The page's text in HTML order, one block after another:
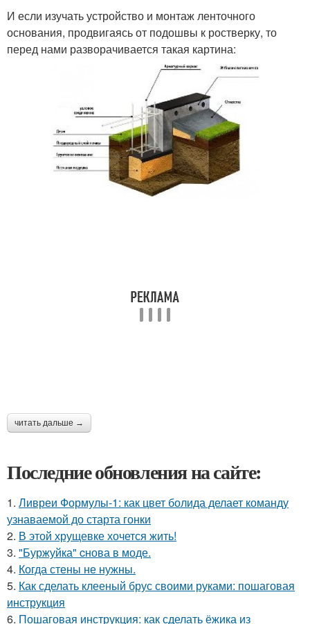
И если изучать устройство и монтаж ленточного
основания, продвигаясь от подошвы к ростверку, то
перед нами разворачивается такая картина:
читать дальше →
Последние обновления на сайте:
1. Ливреи Формулы-1: как цвет болида делает команду
узнаваемой до старта гонки
2. В этой хрущевке хочется жить!
3. "Буржуйка" cнова в моде.
4. Когда стены не нужны.
5. Как сделать клееный брус своими руками: пошаговая
инструкция
6. Пошаговая инструкция: как сделать ёжика из